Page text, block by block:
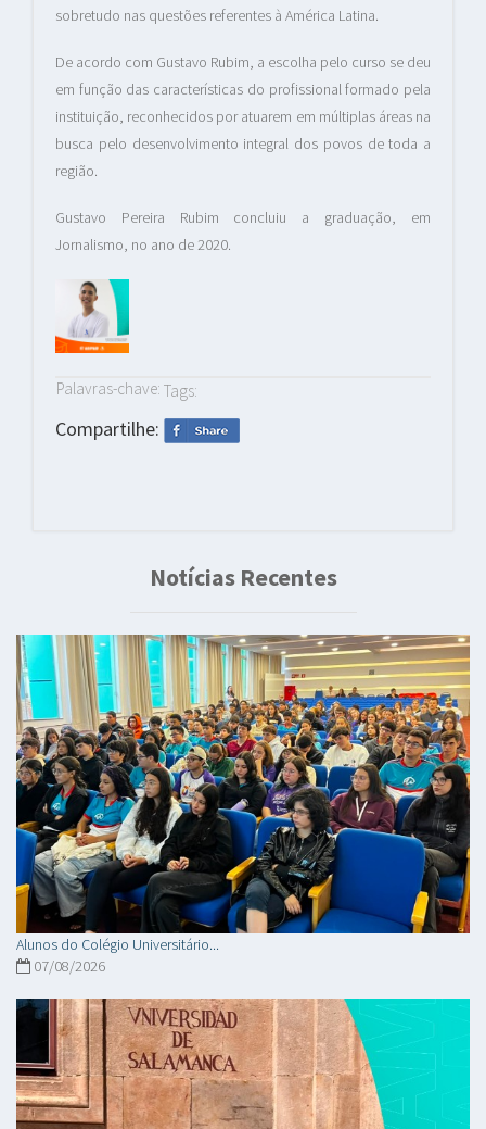
sobretudo nas questões referentes à América Latina.
De acordo com Gustavo Rubim, a escolha pelo curso se deu
em função das características do profissional formado pela
instituição, reconhecidos por atuarem em múltiplas áreas na
busca pelo desenvolvimento integral dos povos de toda a
região.
Gustavo Pereira Rubim concluiu a graduação, em
Jornalismo, no ano de 2020.
Palavras-chave: Tags:
Compartilhe:
Notícias Recentes
Alunos do Colégio Universitário...
07/08/2026